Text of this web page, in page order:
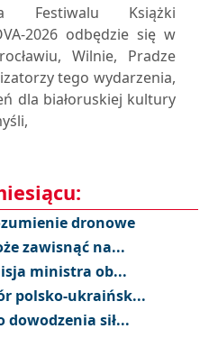
Festiwalu Książki
2026 odbędzie się w
Wilnie, Pradze
tego wydarzenia,
dla białoruskiej kultury
dronowe
zawisnąć na...
ministra ob...
polsko-ukraińsk...
sił...